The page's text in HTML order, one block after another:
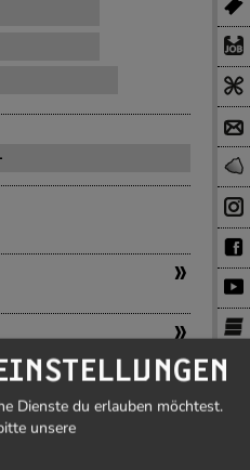
»
»
Dienste du erlauben möchtest.
unsere